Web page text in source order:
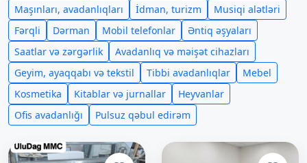
Maşınları, avadanlıqları
İdman, turizm
Musiqi alətləri
Fərqli
Dərman Mobil telefonlar
Əntiq əşyaları
Saatlar və zərgərlik
Avadanlıq və məişət cihazları
Geyim, ayaqqabı və tekstil
Tibbi avadanlıqlar
Mebel
Kosmetika
Kitablar və jurnallar
Heyvanlar
Ofis avadanlığı
Pulsuz qəbul edirəm